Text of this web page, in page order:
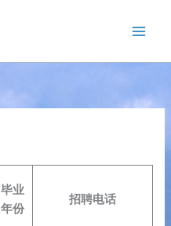
毕业
年份
招聘电话